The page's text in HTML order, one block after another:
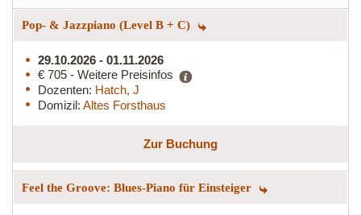
Pop- & Jazzpiano (Level B + C)
29.10.2026 - 01.11.2026
€ 705 - Weitere Preisinfos
Dozenten: Hatch, J
Domizil: Altes Forsthaus
Zur Buchung
Feel the Groove: Blues-Piano für Einsteiger